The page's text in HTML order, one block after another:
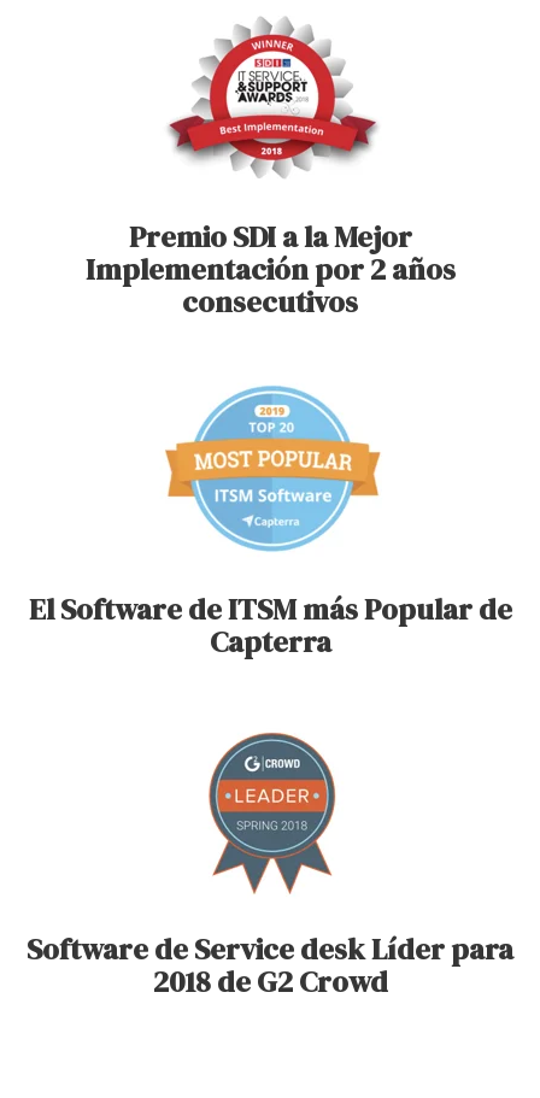
Premio SDI a la Mejor
Implementación por 2 años
consecutivos
El Software de ITSM más Popular de
Capterra
Software de Service desk Líder para
2018 de G2 Crowd